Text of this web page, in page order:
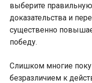
выберите
доказательства и
существенно
победу.
Слишком многие
безразличием к